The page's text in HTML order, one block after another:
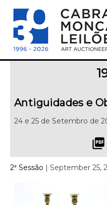
Antiguidades e
24 e 25 de Setembro de
picture_as_pdf
2ª Sessão | September 25,